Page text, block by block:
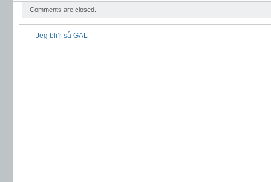
Comments are closed.
Jeg bli’r så GAL